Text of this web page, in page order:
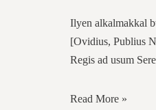
Ilyen alkalmakkal
[Ovidius, Publius
Regis ad usum
Read More »